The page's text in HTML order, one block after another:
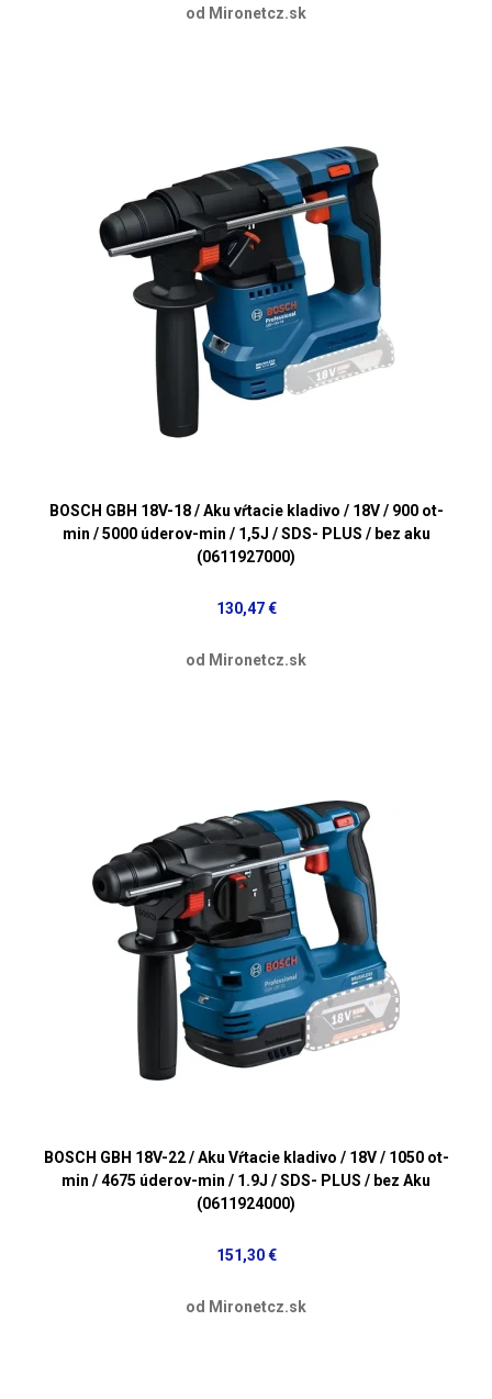
od Mironetcz.sk
BOSCH GBH 18V-18 / Aku vŕtacie kladivo / 18V / 900 ot-
min / 5000 úderov-min / 1,5J / SDS- PLUS / bez aku
(0611927000)
130,47 €
od Mironetcz.sk
BOSCH GBH 18V-22 / Aku Vŕtacie kladivo / 18V / 1050 ot-
min / 4675 úderov-min / 1.9J / SDS- PLUS / bez Aku
(0611924000)
151,30 €
od Mironetcz.sk